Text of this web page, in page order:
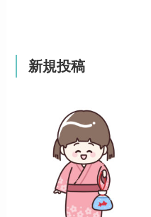
新規投稿